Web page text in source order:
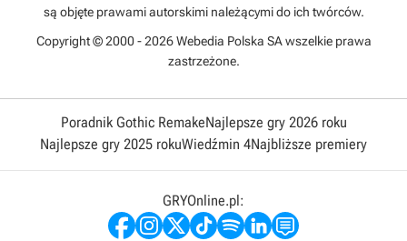
są objęte prawami autorskimi należącymi do ich twórców.
Copyright © 2000 - 2026 Webedia Polska SA wszelkie prawa
zastrzeżone.
Poradnik Gothic RemakeNajlepsze gry 2026 roku
Najlepsze gry 2025 rokuWiedźmin 4Najbliższe premiery
GRYOnline.pl: